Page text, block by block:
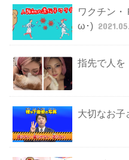
ワクチン
ω･)
指先で人を
大切なお子